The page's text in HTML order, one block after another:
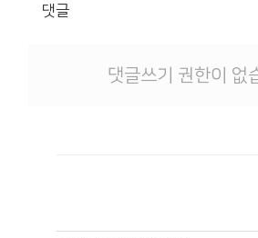
댓글
댓글쓰기 권한이 없